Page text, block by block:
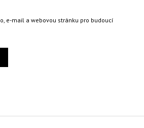
e-mail a webovou stránku pro budoucí